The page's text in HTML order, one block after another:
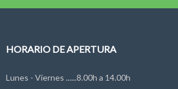
HORARIO DE APERTURA
Lunes - Viernes ......8.00h a 14.00h